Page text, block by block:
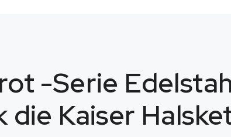
-Serie
die Kaiser